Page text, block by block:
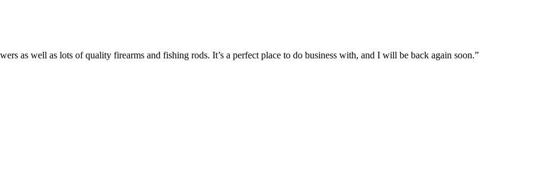
as well as lots of quality firearms and fishing rods. It’s a perfect place to do business with, and I will be back again soon.”